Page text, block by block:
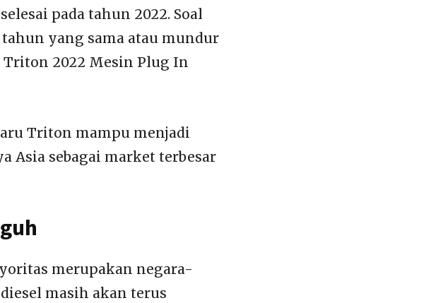
pada tahun 2022. Soal
yang sama atau mundur
2022 Mesin Plug In
Triton mampu menjadi
Asia sebagai market terbesar
merupakan negara-
masih akan terus